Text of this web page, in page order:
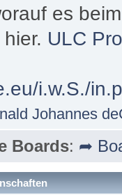
es
ULC
i.w.S./
Johannes
Boards: ➦